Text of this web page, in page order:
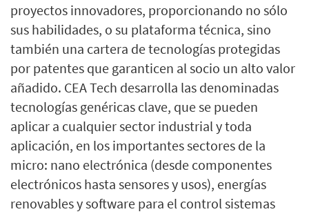
proyectos innovadores, proporcionando no sólo
sus habilidades, o su plataforma técnica, sino
también una cartera de tecnologías protegidas
por patentes que garanticen al socio un alto valor
añadido. CEA Tech desarrolla las denominadas
tecnologías genéricas clave, que se pueden
aplicar a cualquier sector industrial y toda
aplicación, en los importantes sectores de la
micro: nano electrónica (desde componentes
electrónicos hasta sensores y usos), energías
renovables y software para el control sistemas